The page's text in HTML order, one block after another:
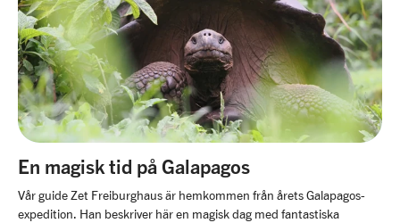
En magisk tid på Galapagos
Vår guide Zet Freiburghaus är hemkommen från årets Galapagos-
expedition. Han beskriver här en magisk dag med fantastiska